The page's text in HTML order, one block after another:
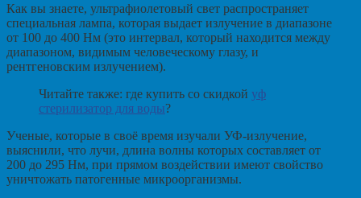
Как вы знаете, ультрафиолетовый свет распространяет
специальная лампа, которая выдает излучение в диапазоне
от 100 до 400 Нм (это интервал, который находится между
диапазоном, видимым человеческому глазу, и
рентгеновским излучением).
Читайте также: где купить со скидкой уф
стерилизатор для воды?
Ученые, которые в своё время изучали УФ-излучение,
выяснили, что лучи, длина волны которых составляет от
200 до 295 Нм, при прямом воздействии имеют свойство
уничтожать патогенные микроорганизмы.